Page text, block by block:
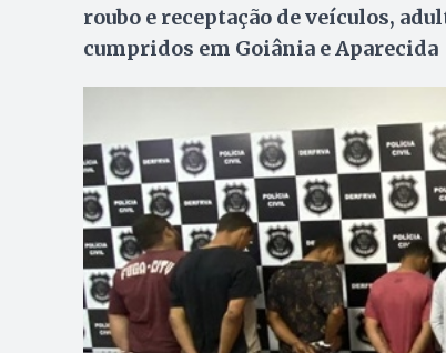
roubo e receptação de veículos,
cumpridos em Goiânia e Aparecida